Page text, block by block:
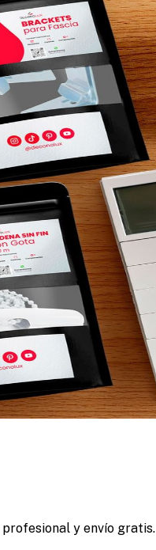
y envío gratis.